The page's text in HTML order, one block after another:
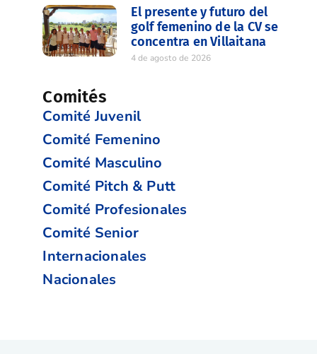
El presente y futuro del
golf femenino de la CV se
concentra en Villaitana
4 de agosto de 2026
Comités
Comité Juvenil
Comité Femenino
Comité Masculino
Comité Pitch & Putt
Comité Profesionales
Comité Senior
Internacionales
Nacionales